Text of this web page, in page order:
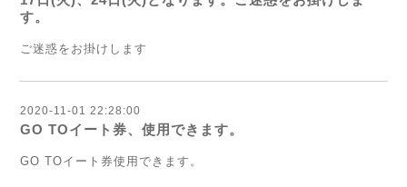
す。
ご迷惑をお掛けします
2020-11-01 22:28:00
GO TOイート券、使用できます。
GO TOイート券使用できます。